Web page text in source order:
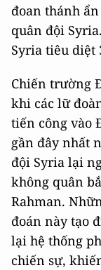
đoan thánh
quân đội
Syria tiêu diệt
Chiến trường
khi các lữ
tiến công vào
gần đây nhất
đội Syria lại
không quân
Rahman.
đoán này tạo
lại hệ thống
chiến sự,